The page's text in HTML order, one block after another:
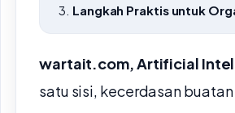
Langkah Praktis untuk
wartait.com, Artificial
satu sisi, kecerdasan